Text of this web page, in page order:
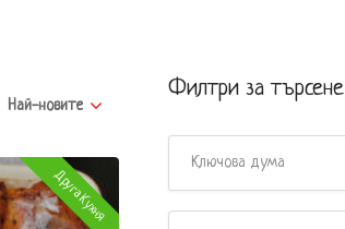
Най-новите
Друга Кухня
Филтри за търсене